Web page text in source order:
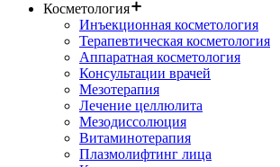
Косметология
Инъекционная косметология
Терапевтическая косметология
Аппаратная косметология
Консультации врачей
Мезотерапия
Лечение целлюлита
Мезодиссолюция
Витаминотерапия
Плазмолифтинг лица